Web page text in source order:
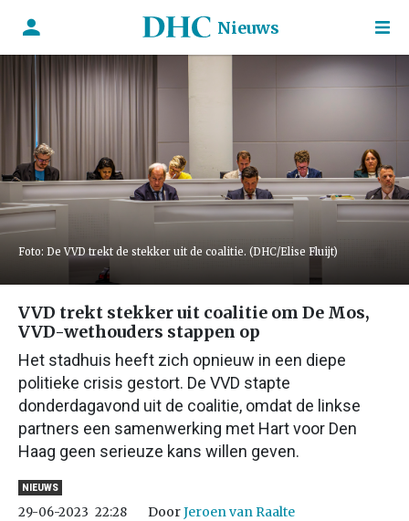
Nieuws
Foto: De VVD trekt de stekker uit de coalitie. (DHC/Elise Fluijt)
VVD trekt stekker uit coalitie om De Mos,
VVD-wethouders stappen op
Het stadhuis heeft zich opnieuw in een diepe
politieke crisis gestort. De VVD stapte
donderdagavond uit de coalitie, omdat de linkse
partners een samenwerking met Hart voor Den
Haag geen serieuze kans willen geven.
NIEUWS
29-06-2023 22:28 DoorJeroen van Raalte